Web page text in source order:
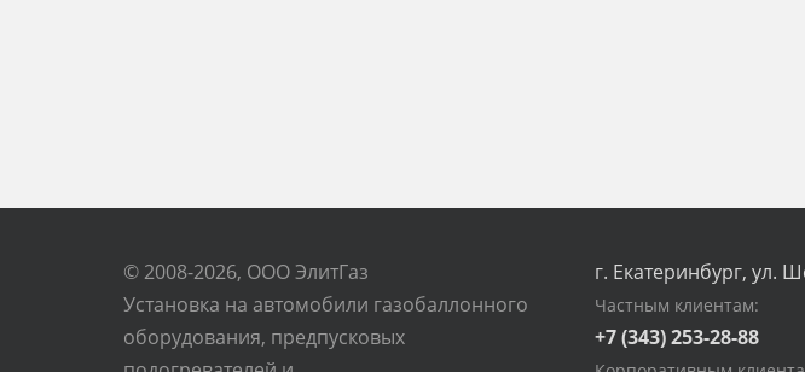
© 2008-2026, ООО ЭлитГаз
Установка на автомобили газобаллонного
оборудования, предпусковых
г. Екатеринбург, ул.
Частным клиентам:
+7 (343) 253-28-88